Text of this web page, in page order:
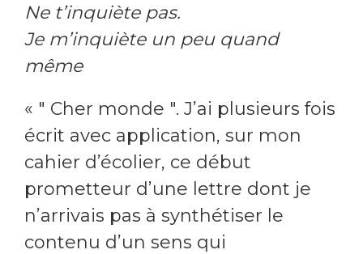
Ne t’inquiète pas.
Je m’inquiète un peu quand
même
« " Cher monde ". J’ai plusieurs fois
écrit avec application, sur mon
cahier d’écolier, ce début
prometteur d’une lettre dont je
n’arrivais pas à synthétiser le
contenu d’un sens qui